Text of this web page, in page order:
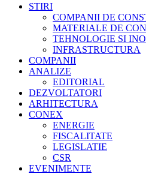
STIRI
COMPANII DE
MATERIALE DE
TEHNOLOGIE SI
INFRASTRUCTURA
COMPANII
ANALIZE
EDITORIAL
DEZVOLTATORI
ARHITECTURA
CONEX
ENERGIE
FISCALITATE
LEGISLATIE
CSR
EVENIMENTE